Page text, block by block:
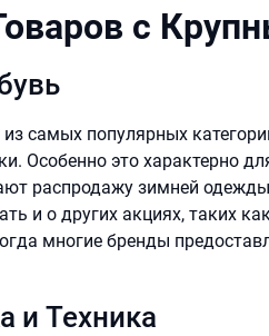
с
самых популярных
Особенно это характерно
распродажу зимней
и о других акциях, таких
многие бренды
и Техника